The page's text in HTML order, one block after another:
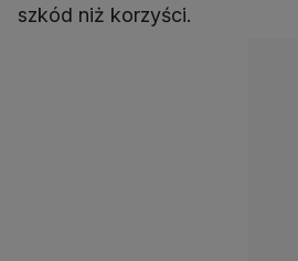
szkód niż korzyści.